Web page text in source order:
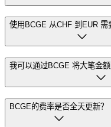
使用BCGE 从CHF 到EUR 需
我可以通过BCGE 将大笔金
BCGE的费率是否全天更新？